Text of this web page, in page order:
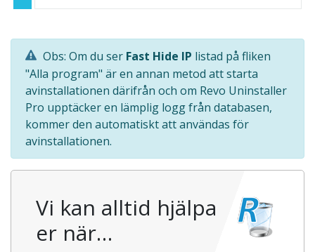
Obs: Om du ser Fast Hide IP listad på fliken
"Alla program" är en annan metod att starta
avinstallationen därifrån och om Revo Uninstaller
Pro upptäcker en lämplig logg från databasen,
kommer den automatiskt att användas för
avinstallationen.
Vi kan alltid hjälpa
er när…